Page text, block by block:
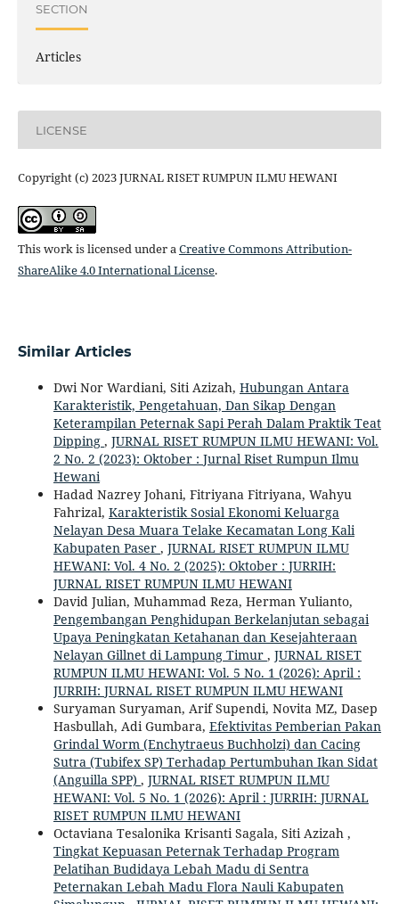
SECTION
Articles
LICENSE
Copyright (c) 2023 JURNAL RISET RUMPUN ILMU HEWANI
This work is licensed under aCreative Commons Attribution-
ShareAlike 4.0 International License.
Similar Articles
Dwi Nor Wardiani, Siti Azizah, Hubungan Antara
Karakteristik, Pengetahuan, Dan Sikap Dengan
Keterampilan Peternak Sapi Perah Dalam Praktik Teat
Dipping , JURNAL RISET RUMPUN ILMU HEWANI: Vol.
2 No. 2 (2023): Oktober : Jurnal Riset Rumpun Ilmu
Hewani
Hadad Nazrey Johani, Fitriyana Fitriyana, Wahyu
Fahrizal, Karakteristik Sosial Ekonomi Keluarga
Nelayan Desa Muara Telake Kecamatan Long Kali
Kabupaten Paser , JURNAL RISET RUMPUN ILMU
HEWANI: Vol. 4 No. 2 (2025): Oktober : JURRIH:
JURNAL RISET RUMPUN ILMU HEWANI
David Julian, Muhammad Reza, Herman Yulianto,
Pengembangan Penghidupan Berkelanjutan sebagai
Upaya Peningkatan Ketahanan dan Kesejahteraan
Nelayan Gillnet di Lampung Timur , JURNAL RISET
RUMPUN ILMU HEWANI: Vol. 5 No. 1 (2026): April :
JURRIH: JURNAL RISET RUMPUN ILMU HEWANI
Suryaman Suryaman, Arif Supendi, Novita MZ, Dasep
Hasbullah, Adi Gumbara, Efektivitas Pemberian Pakan
Grindal Worm (Enchytraeus Buchholzi) dan Cacing
Sutra (Tubifex SP) Terhadap Pertumbuhan Ikan Sidat
(Anguilla SPP) , JURNAL RISET RUMPUN ILMU
HEWANI: Vol. 5 No. 1 (2026): April : JURRIH: JURNAL
RISET RUMPUN ILMU HEWANI
Octaviana Tesalonika Krisanti Sagala, Siti Azizah ,
Tingkat Kepuasan Peternak Terhadap Program
Pelatihan Budidaya Lebah Madu di Sentra
Peternakan Lebah Madu Flora Nauli Kabupaten